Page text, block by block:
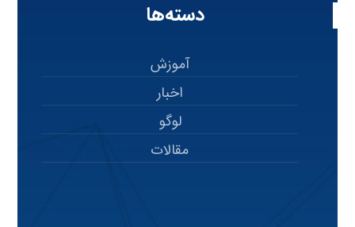
دسته‌ها
آموزش
اخبار
لوگو
مقالات